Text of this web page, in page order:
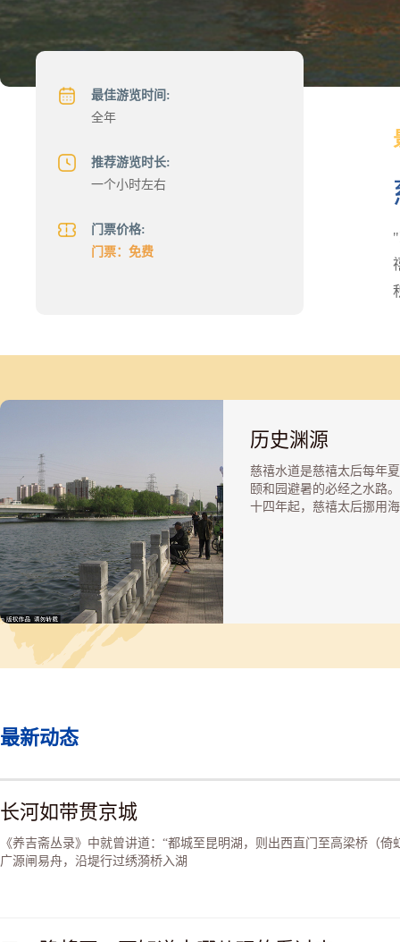
最佳游览时间:
全年
推荐游览时长:
一个小时左右
门票价格:
门票：免费
历史渊源
慈禧水道是慈禧太后每年
颐和园避暑的必经之水路
十四年起，慈禧太后挪用
之都，京水是皇家之水，
秀美景色，除清朝皇亲国
大罪，因为皇后和妃子的
四年，光绪和慈禧几乎在
最新动态
长河如带贯京城
《养吉斋丛录》中就曾讲道：“都城至昆明湖，则出西直门至高梁桥（倚
广源闸易舟，沿堤行过绣漪桥入湖